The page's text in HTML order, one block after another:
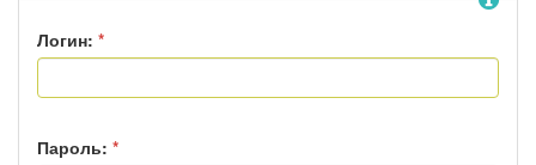
Логин: *
Пароль: *